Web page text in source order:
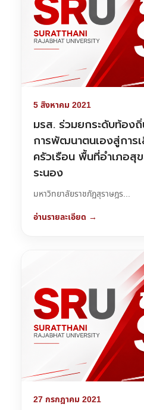
5 สิงหาคม 2021
มรส. ร่วมยกระดับท้อง
การพัฒนาตนเองสู่การ
ครัวเรือน พื้นที่อำเภอ
ระนอง
มหาวิทยาลัยราชภัฏสุราษฎร...
อ่านรายละเอียด →
27 กรกฎาคม 2021